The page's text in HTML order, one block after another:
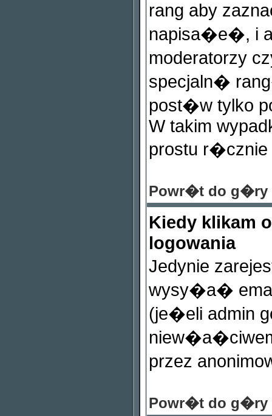
rang aby
napisa�e�, i
moderatorzy
specjaln�
post�w tylko
W takim
prostu
Powr�t do g�ry
Kiedy klikam
logowania
Jedynie
wysy�a�
(je�eli admin
przez
Powr�t do g�ry